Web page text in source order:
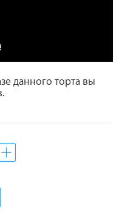
данного торта вы